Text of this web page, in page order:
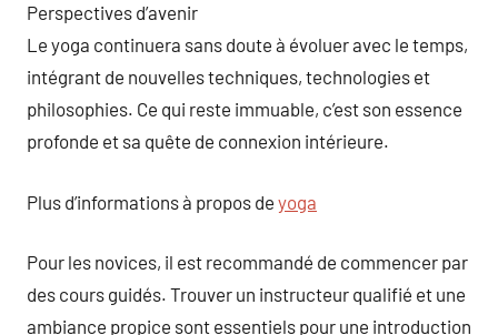
Perspectives d’avenir
Le yoga continuera sans doute à évoluer avec le temps,
intégrant de nouvelles techniques, technologies et
philosophies. Ce qui reste immuable, c’est son essence
profonde et sa quête de connexion intérieure.
Plus d’informations à propos de yoga
Pour les novices, il est recommandé de commencer par
des cours guidés. Trouver un instructeur qualifié et une
ambiance propice sont essentiels pour une introduction